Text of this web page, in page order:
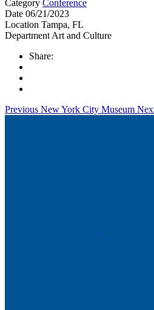
Category Conference
Date 06/21/2023
Location Tampa, FL
Department Art and Culture
Share:
Previous New York City Museum